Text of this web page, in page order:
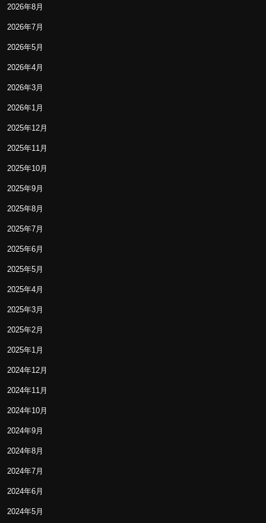
2026年8月
2026年7月
2026年5月
2026年4月
2026年3月
2026年1月
2025年12月
2025年11月
2025年10月
2025年9月
2025年8月
2025年7月
2025年6月
2025年5月
2025年4月
2025年3月
2025年2月
2025年1月
2024年12月
2024年11月
2024年10月
2024年9月
2024年8月
2024年7月
2024年6月
2024年5月